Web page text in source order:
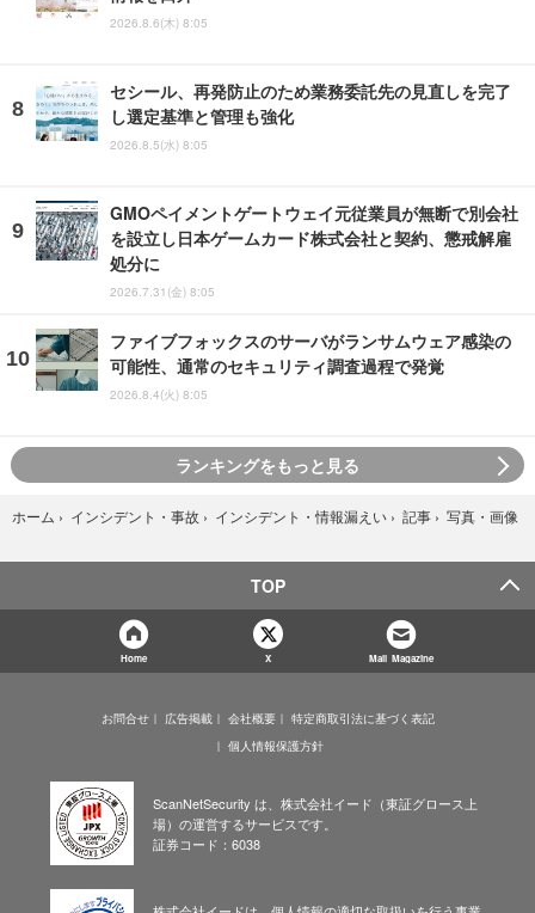
2026.8.6(木) 8:05
セシール、再発防止のため業務委託先の見直しを完了
し選定基準と管理も強化
2026.8.5(水) 8:05
GMOペイメントゲートウェイ元従業員が無断で別会社
を設立し日本ゲームカード株式会社と契約、懲戒解雇
処分に
2026.7.31(金) 8:05
ファイブフォックスのサーバがランサムウェア感染の
可能性、通常のセキュリティ調査過程で発覚
2026.8.4(火) 8:05
ランキングをもっと見る
ホーム › インシデント・事故 › インシデント・情報漏えい › 記事 › 写真・画像
TOP
Home X Mail Magazine
お問合せ 広告掲載 会社概要
特定商取引法に基づく表記
個人情報保護方針
ScanNetSecurity は、株式会社イード（東証グロース上
場）の運営するサービスです。
証券コード：6038